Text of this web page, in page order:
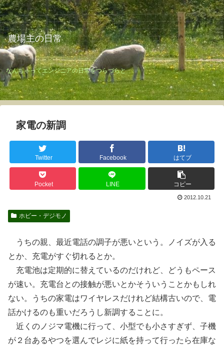
農場主の日常
なんちゃってエンジニアの日常をつらづらと
家電の新調
Twitter Facebook はてブ
Pocket LINE コピー
2012.10.21
ホビー・デジモノ
うちの親、最近電話の調子が悪いという。ノイズが入る
とか、充電がすぐ切れるとか。
充電池は定期的に替えているのだけれど、どうもペース
が速い。充電台との接触が悪いとかそういうことかもしれ
ない。うちの家電はワイヤレスだけれど結構古いので、電
話かけるのも重いだろうし新調することに。
近くのノジマ電機に行って、小型でも小さすぎず、子機
が２台あるやつを選んでレジに紙を持って行ったら在庫な